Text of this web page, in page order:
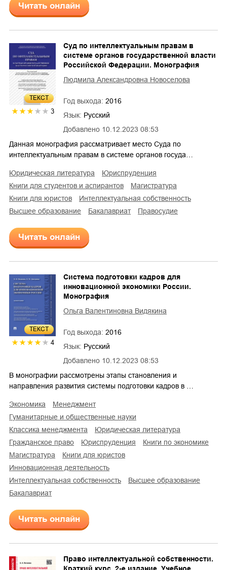
Читать онлайн
ТЕКСТ
3
Добавлено 10.12.2023 08:53
Суд по интеллектуальным правам в
системе органов государственной власти
Российской Федерации. Монография
Людмила Александровна Новоселова
Год выхода: 2016
Язык: Русский
Данная монография рассматривает место Суда по
интеллектуальным правам в системе органов госуда…
юридическая литература
юриспруденция
книги для студентов и аспирантов
магистратура
книги для юристов
интеллектуальная собственность
высшее образование
бакалавриат правосудие
Читать онлайн
ТЕКСТ
4
Добавлено 10.12.2023 08:53
Система подготовки кадров для
инновационной экономики России.
Монография
Ольга Валентиновна Видякина
Год выхода: 2016
Язык: Русский
В монографии рассмотрены этапы становления и
направления развития системы подготовки кадров в …
экономика
менеджмент
гуманитарные и общественные науки
классика менеджмента
юридическая литература
гражданское право
юриспруденция
книги по экономике
магистратура
книги для юристов
инновационная деятельность
интеллектуальная собственность
высшее образование
бакалавриат
Читать онлайн
Право интеллектуальной собственности.
Краткий курс. 2-е издание. Учебное